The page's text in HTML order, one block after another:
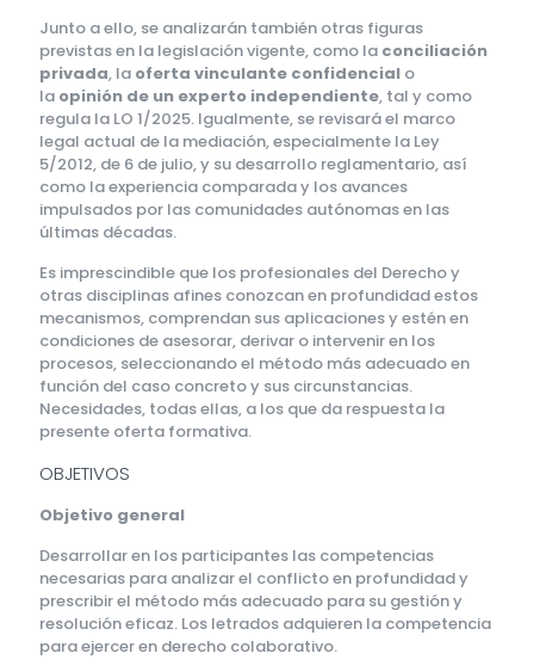
Junto a ello, se analizarán también otras figuras
previstas en la legislación vigente, como la conciliación
privada, la oferta vinculante confidencial o
la opinión de un experto independiente, tal y como
regula la LO 1/2025. Igualmente, se revisará el marco
legal actual de la mediación, especialmente la Ley
5/2012, de 6 de julio, y su desarrollo reglamentario, así
como la experiencia comparada y los avances
impulsados por las comunidades autónomas en las
últimas décadas.
Es imprescindible que los profesionales del Derecho y
otras disciplinas afines conozcan en profundidad estos
mecanismos, comprendan sus aplicaciones y estén en
condiciones de asesorar, derivar o intervenir en los
procesos, seleccionando el método más adecuado en
función del caso concreto y sus circunstancias.
Necesidades, todas ellas, a los que da respuesta la
presente oferta formativa.
OBJETIVOS
Objetivo general
Desarrollar en los participantes las competencias
necesarias para analizar el conflicto en profundidad y
prescribir el método más adecuado para su gestión y
resolución eficaz. Los letrados adquieren la competencia
para ejercer en derecho colaborativo.